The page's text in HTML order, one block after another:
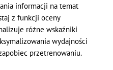
informacji na temat
z funkcji oceny
różne wskaźniki
wydajności
przetrenowaniu.